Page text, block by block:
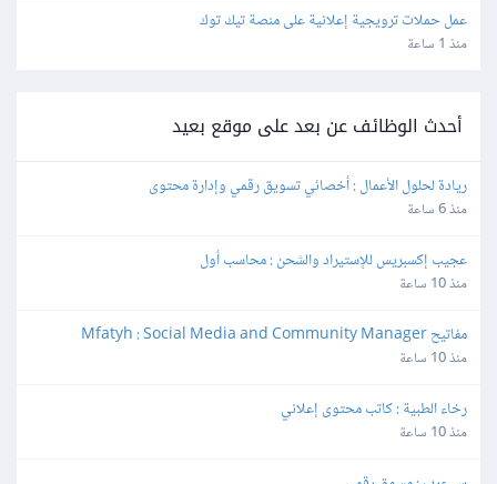
عمل حملات ترويجية إعلانية على منصة تيك توك
منذ 1 ساعة
أحدث الوظائف عن بعد على موقع بعيد
ريادة لحلول الأعمال : أخصائي تسويق رقمي وإدارة محتوى
منذ 6 ساعة
عجيب إكسبريس للإستيراد والشحن : محاسب أول
منذ 10 ساعة
مفاتيح Mfatyh : Social Media and Community Manager
منذ 10 ساعة
رخاء الطبية : كاتب محتوى إعلاني
منذ 10 ساعة